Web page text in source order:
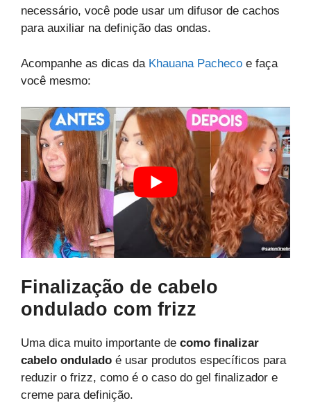
necessário, você pode usar um difusor de cachos
para auxiliar na definição das ondas.
Acompanhe as dicas da Khauana Pacheco e faça
você mesmo:
Finalização de cabelo
ondulado com frizz
Uma dica muito importante de como finalizar
cabelo ondulado é usar produtos específicos para
reduzir o frizz, como é o caso do gel finalizador e
creme para definição.